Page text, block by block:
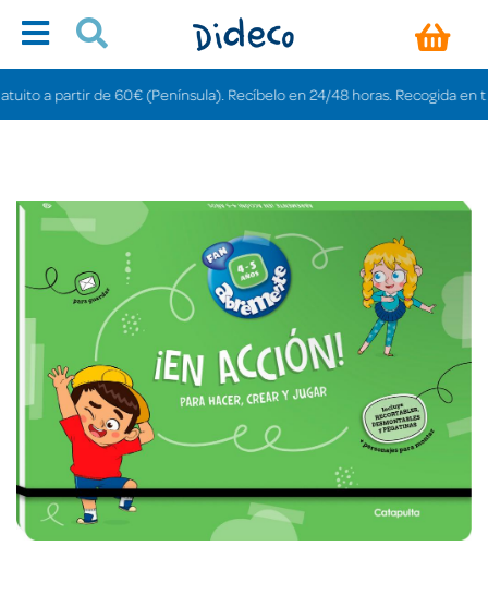
a partir de 60€ (Península). Recíbelo en 24/48 horas. Recogida en